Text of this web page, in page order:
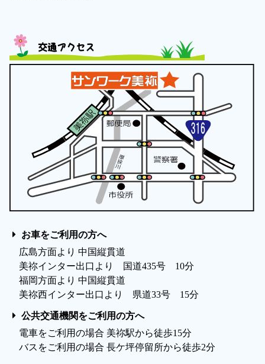
交通アクセス
お車をご利用の方へ
広島方面より 中国縦貫道
美祢インター出口より 国道435号 10分
福岡方面より 中国縦貫道
美祢西インター出口より 県道33号 15分
公共交通機関をご利用の方へ
電車をご利用の場合 美祢駅から徒歩15分
バスをご利用の場合 長ケ坪停留所から徒歩2分